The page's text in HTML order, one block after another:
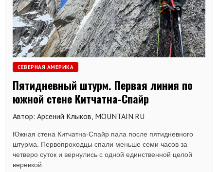
СЕВЕРНАЯ АМЕРИКА
Пятидневный штурм. Первая линия по
южной стене Китчатна-Спайр
Автор: Арсений Клыков, MOUNTAIN.RU
Южная стена Китчатна-Спайр пала после пятидневного
штурма. Первопроходцы спали меньше семи часов за
четверо суток и вернулись с одной единственной целой
веревкой.